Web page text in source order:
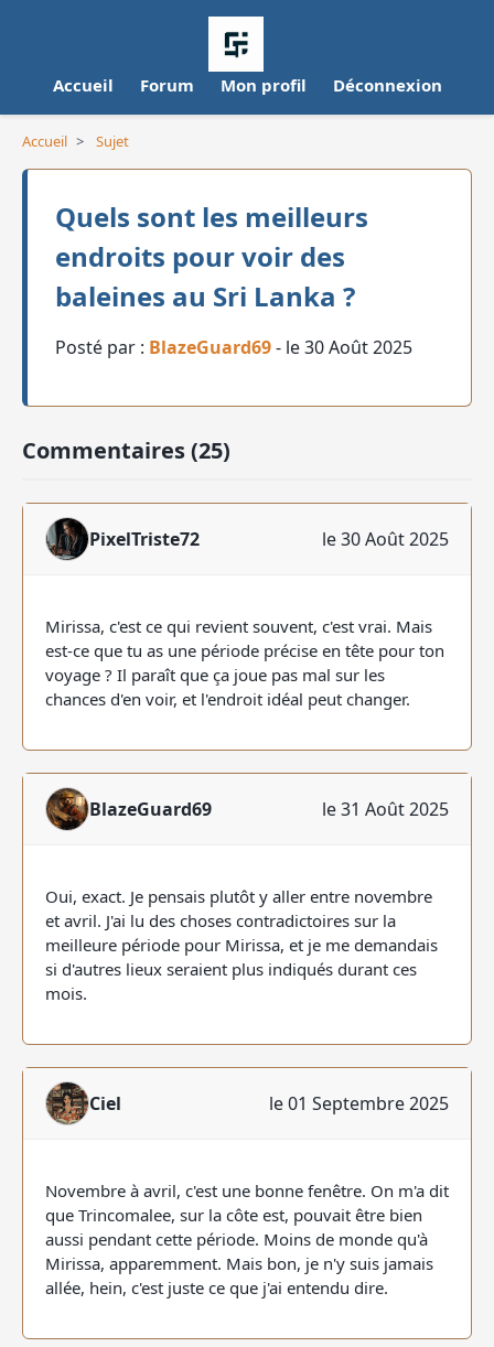
Accueil Forum Mon profil Déconnexion
Accueil > Sujet
Quels sont les meilleurs
endroits pour voir des
baleines au Sri Lanka ?
Posté par : BlazeGuard69- le 30 Août 2025
Commentaires (25)
PixelTriste72 le 30 Août 2025
Mirissa, c'est ce qui revient souvent, c'est vrai. Mais
est-ce que tu as une période précise en tête pour ton
voyage ? Il paraît que ça joue pas mal sur les
chances d'en voir, et l'endroit idéal peut changer.
BlazeGuard69 le 31 Août 2025
Oui, exact. Je pensais plutôt y aller entre novembre
et avril. J'ai lu des choses contradictoires sur la
meilleure période pour Mirissa, et je me demandais
si d'autres lieux seraient plus indiqués durant ces
mois.
Ciel le 01 Septembre 2025
Novembre à avril, c'est une bonne fenêtre. On m'a dit
que Trincomalee, sur la côte est, pouvait être bien
aussi pendant cette période. Moins de monde qu'à
Mirissa, apparemment. Mais bon, je n'y suis jamais
allée, hein, c'est juste ce que j'ai entendu dire.